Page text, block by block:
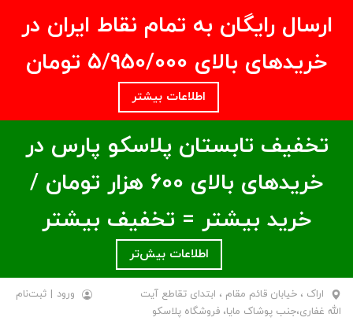
ارسال رایگان به تمام نقاط ایران در
خریدهای بالای ۵/950/000 تومان
اطلاعات بیشتر
تخفیف تابستان پلاسکو پارس در
خریدهای بالای ۶00 هزار تومان /
خرید بیشتر = تخفیف بیشتر
اطلاعات بیش‌تر
اراک ، خیابان قائم مقام ، ابتدای تقاطع آیت
الله غفاری،جنب پوشاک مایا، فروشگاه پلاسکو
ورود | ثبت‌نام